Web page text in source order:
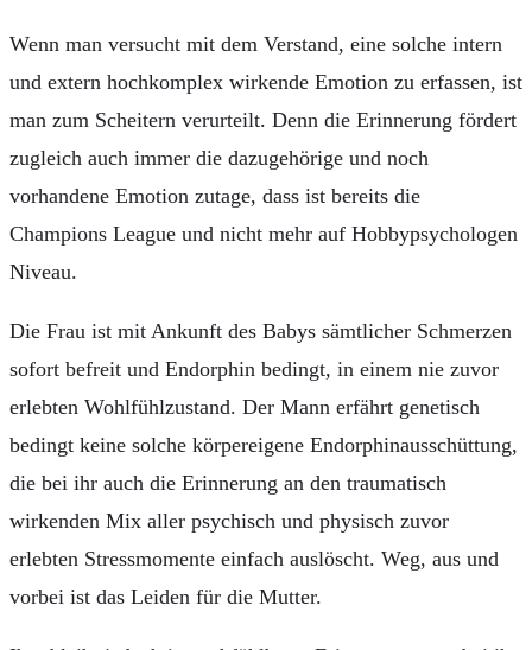
Wenn man versucht mit dem Verstand, eine solche intern
und extern hochkomplex wirkende Emotion zu erfassen, ist
man zum Scheitern verurteilt. Denn die Erinnerung fördert
zugleich auch immer die dazugehörige und noch
vorhandene Emotion zutage, dass ist bereits die
Champions League und nicht mehr auf Hobbypsychologen
Niveau.
Die Frau ist mit Ankunft des Babys sämtlicher Schmerzen
sofort befreit und Endorphin bedingt, in einem nie zuvor
erlebten Wohlfühlzustand. Der Mann erfährt genetisch
bedingt keine solche körpereigene Endorphinausschüttung,
die bei ihr auch die Erinnerung an den traumatisch
wirkenden Mix aller psychisch und physisch zuvor
erlebten Stressmomente einfach auslöscht. Weg, aus und
vorbei ist das Leiden für die Mutter.